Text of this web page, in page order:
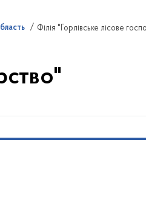
Філія "Горлiвське лісове